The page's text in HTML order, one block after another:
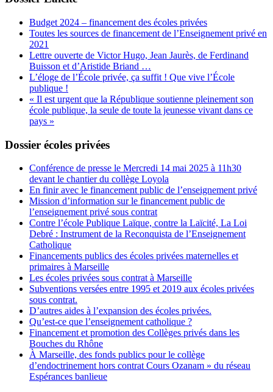
Budget 2024 – financement des écoles privées
Toutes les sources de financement de l’Enseignement privé en
2021
Lettre ouverte de Victor Hugo, Jean Jaurès, de Ferdinand
Buisson et d’Aristide Briand …
L’éloge de l’École privée, ça suffit ! Que vive l’École
publique !
« Il est urgent que la République soutienne pleinement son
école publique, la seule de toute la jeunesse vivant dans ce
pays »
Dossier écoles privées
Conférence de presse le Mercredi 14 mai 2025 à 11h30
devant le chantier du collège Loyola
En finir avec le financement public de l’enseignement privé
Mission d’information sur le financement public de
l’enseignement privé sous contrat
Contre l’école Publique Laïque, contre la Laïcité, La Loi
Debré : Instrument de la Reconquista de l’Enseignement
Catholique
Financements publics des écoles privées maternelles et
primaires à Marseille
Les écoles privées sous contrat à Marseille
Subventions versées entre 1995 et 2019 aux écoles privées
sous contrat.
D’autres aides à l’expansion des écoles privées.
Qu’est-ce que l’enseignement catholique ?
Financement et promotion des Collèges privés dans les
Bouches du Rhône
À Marseille, des fonds publics pour le collège
d’endoctrinement hors contrat Cours Ozanam » du réseau
Espérances banlieue